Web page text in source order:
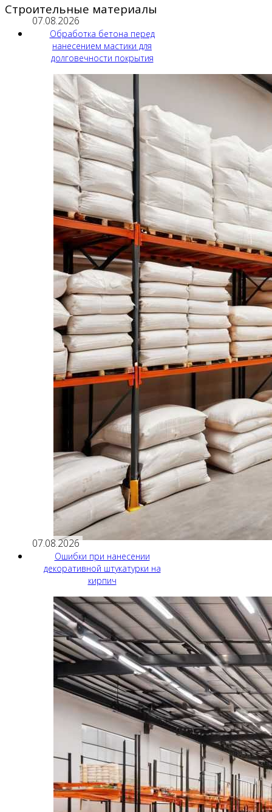
Строительные материалы
07.08.2026
Обработка бетона перед
нанесением мастики для
долговечности покрытия
07.08.2026
Ошибки при нанесении
декоративной штукатурки на
кирпич